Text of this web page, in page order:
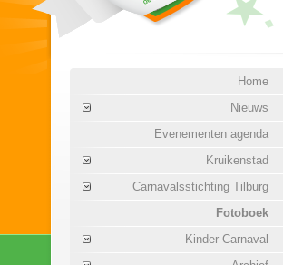
Home
Nieuws
Evenementen agenda
Kruikenstad
Carnavalsstichting Tilburg
Fotoboek
Kinder Carnaval